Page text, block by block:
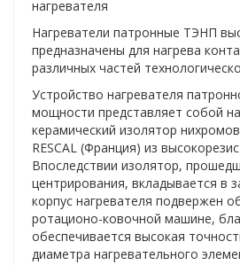
нагревателя
Нагреватели патронные ТЭНП
предназначены для нагрева
различных частей
Устройство нагревателя
мощности представляет собой
керамический изолятор
RESCAL (Франция) из
Впоследствии изолятор,
центрирования, вкладывается в
корпус нагревателя подвержен
ротационо-ковочной машине,
обеспечивается высокая
диаметра нагревательного